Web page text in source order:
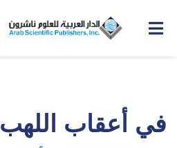
في أعقاب اللهب